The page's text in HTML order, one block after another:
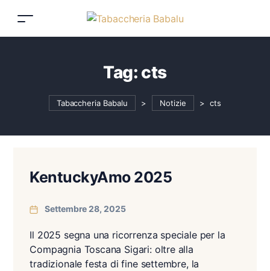
Tag: cts
Tabaccheria Babalu > Notizie > cts
KentuckyAmo 2025
Settembre 28, 2025
Il 2025 segna una ricorrenza speciale per la
Compagnia Toscana Sigari: oltre alla
tradizionale festa di fine settembre, la